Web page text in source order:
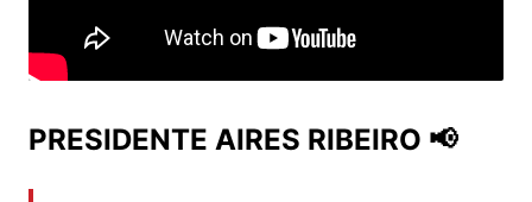
PRESIDENTE AIRES RIBEIRO 📢